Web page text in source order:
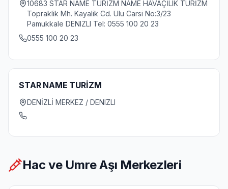
10683 STAR NAME TURİZM NAME HAVAÇİLIK TURİZM
Topraklik Mh. Kayalik Cd. Ulu Carsi No:3/23
Pamukkale DENIZLI Tel: 0555 100 20 23
0555 100 20 23
STAR NAME TURİZM
DENİZLİ MERKEZ / DENIZLI
Hac ve Umre Aşı Merkezleri